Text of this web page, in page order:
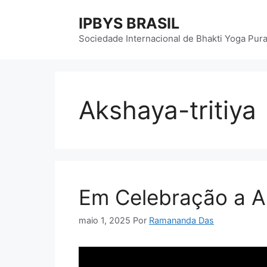
IPBYS BRASIL
Sociedade Internacional de Bhakti Yoga Pura
Akshaya-tritiya
Em Celebração a
maio 1, 2025 Por Ramananda Das